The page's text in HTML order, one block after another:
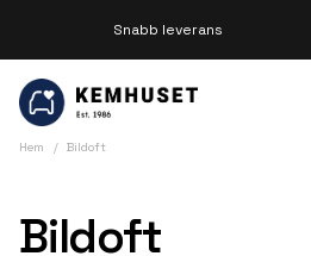
Snabb leverans
Beställ innan kl 12 så skickar vi samma dag
Hem Bildoft
Bildoft